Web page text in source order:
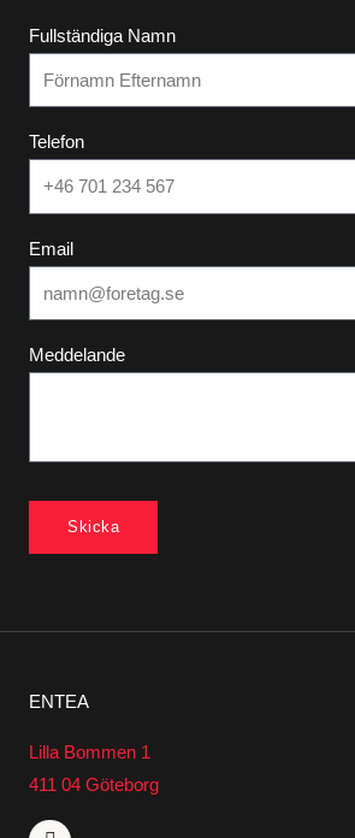
Fullständiga Namn
Telefon
Email
Meddelande
Skicka
ENTEA
Lilla Bommen 1
411 04 Göteborg
L